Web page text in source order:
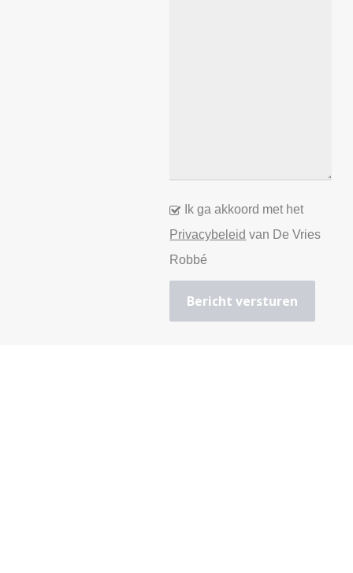
Ik ga akkoord met het
Privacybeleid van De Vries
Robbé